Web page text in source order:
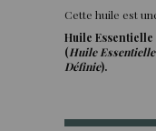
Cette huile est
Huile Essentielle
(Huile
Définie).